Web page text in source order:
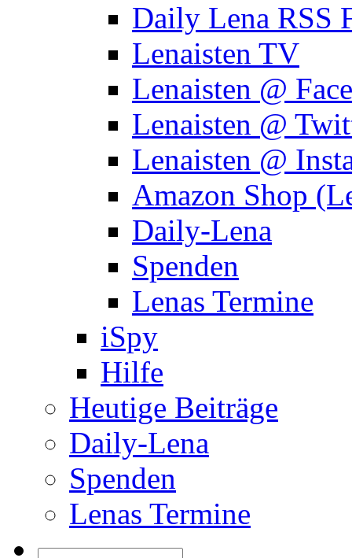
Daily Lena RSS
Lenaisten TV
Lenaisten @
Lenaisten @
Lenaisten @
Amazon Shop
Daily-Lena
Spenden
Lenas Termine
iSpy
Hilfe
Heutige Beiträge
Daily-Lena
Spenden
Lenas Termine